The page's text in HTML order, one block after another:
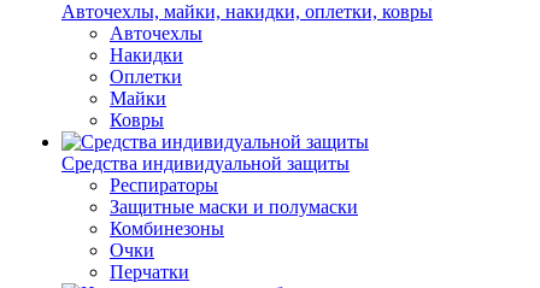
Авточехлы, майки, накидки, оплетки, ковры
Авточехлы
Накидки
Оплетки
Майки
Ковры
Средства индивидуальной защиты
Респираторы
Защитные маски и полумаски
Комбинезоны
Очки
Перчатки